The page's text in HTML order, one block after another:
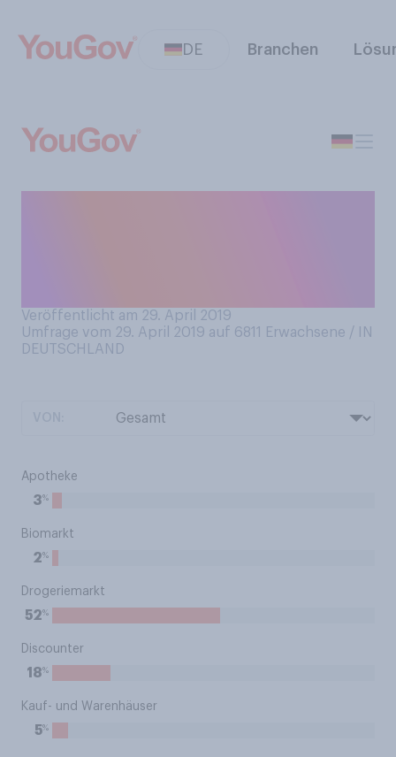
DE Branchen
Veröffentlicht am 29. April 2019
Umfrage vom 29. April 2019 auf 6811
Erwachsene / IN
DEUTSCHLAND
Apotheke
3%
Biomarkt
2%
Drogeriemarkt
52%
Discounter
18%
Kauf- und Warenhäuser
5%